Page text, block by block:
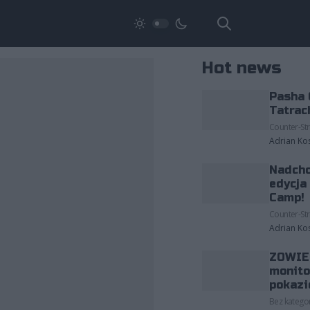
Hot news
Pasha
Counter-
Adrian
edycja
Camp!
Counter-
Adrian
Bez